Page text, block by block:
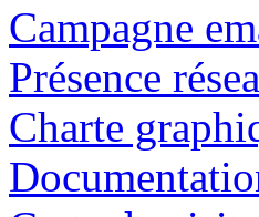
Campagne
Présence
Charte